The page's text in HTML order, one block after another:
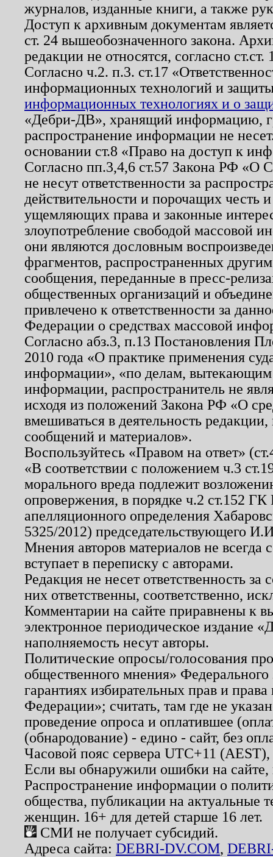
журналов, изданные книги, а также
Доступ к архивным документам
ст. 24 вышеобозначенного закона.
редакции не относятся, согласно
Согласно ч.2. п.3. ст.17
информационных технологий и
информационных технологиях и о
«Дебри-ДВ», хранящий информацию,
распространение информации не
основании ст.8 «Право на доступ к
Согласно пп.3,4,6 ст.57 Закона РФ «О
не несут ответственности за
действительности и порочащих честь
ущемляющих права и законные
злоупотребление свободой массовой
они являются дословным
фрагментов, распространенных
сообщения, переданные в пресс-
общественных организаций и
привлечено к ответственности за
Федерации о средствах массовой
Согласно абз.3, п.13 Постановления
2010 года «О практике применения
информации», «по делам, вытекающим
информации, распространитель не
исходя из положений Закона РФ «О
вмешиваться в деятельность
сообщений и материалов».
Воспользуйтесь «Правом на ответ»
«В соответствии с положением ч.3
морального вреда подлежит
опровержения, в порядке ч.2 ст.152
апелляционного определения
5325/2012) председательствующего
Мнения авторов материалов не
вступает в переписку с авторами.
Редакция не несет ответственность
них ответственны, соответственно,
Комментарии на сайте приравнены к
электронное периодическое издание
наполняемость несут авторы.
Политические опросы/голосования
общественного мнения»
гарантиях избирательных прав и
Федерации»; считать, там где не
проведение опроса и оплатившее
(обнародование) - едино - сайт, без
Часовой пояс сервера UTC+11
Если вы обнаружили ошибки на
Распространение информации о
общества, публикации на актуальные
женщин. 16+ для детей старше 16 лет.
СМИ не получает субсидий.
Адреса сайта: DEBRI-DV.COM,